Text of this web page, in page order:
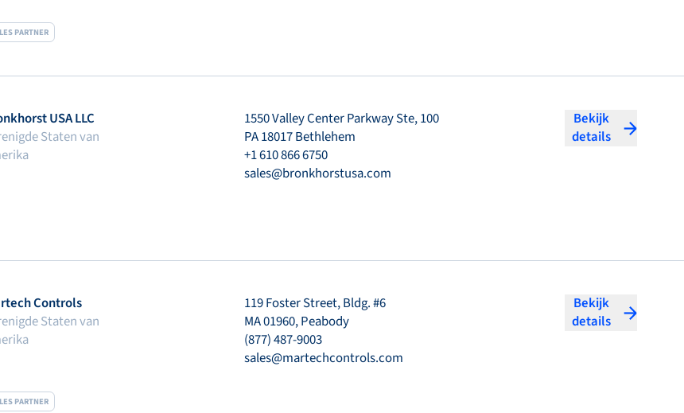
PARTNER
USA LLC
Staten van
1550 Valley Center Parkway Ste, 100
PA 18017 Bethlehem
+1 610 866 6750
sales@bronkhorstusa.com
Bekijk
details
PARTNER
Controls
Staten van
119 Foster Street, Bldg. #6
MA 01960, Peabody
(877) 487-9003
sales@martechcontrols.com
Bekijk
details